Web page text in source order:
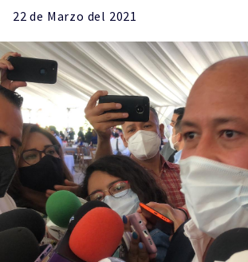
22 de Marzo del 2021